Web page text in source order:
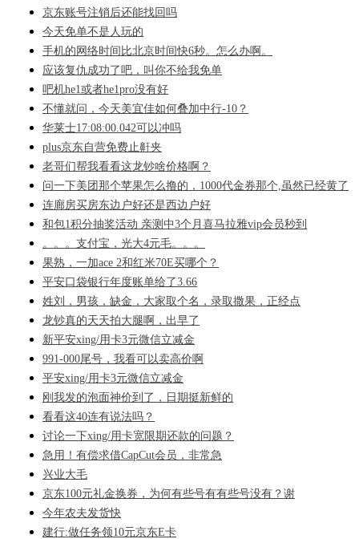
京东账号注销后还能找回吗
今天免单不是人玩的
手机的网络时间比北京时间快6秒。怎么办啊。
应该复仇成功了吧，叫你不给我免单
吧机he1或者he1pro没有好
不懂就问，今天美宜佳如何叠加中行-10？
华莱士17:08:00.042可以冲吗
plus京东自营免费止鼾夹
老哥们帮我看看这龙钞啥价格啊？
问一下美团那个苹果怎么撸的，1000代金券那个,虽然已经黄了
连廊房买房东边户好还是西边户好
和包1积分抽奖活动 亲测中3个月喜马拉雅vip会员秒到
。。。支付宝，光大4元毛。。。
果熟，一加ace 2和红米70E买哪个？
平安口袋银行年度账单给了3.66
姓刘，男孩，缺金，大家取个名，录取撒果，正经点
龙钞真的天天拍大腿啊，出早了
新平安xing/用卡3元微信立减金
991-000尾号，我看可以卖高价啊
平安xing/用卡3元微信立减金
刚我发的泡面神价到了，日期挺新鲜的
看看这40连有说法吗？
讨论一下xing/用卡宽限期还款的问题？
急用！有偿求借CapCut会员，非常急
兴业大毛
京东100元礼金换券，为何有些号有有些号没有？谢
今年农夫发货快
建行:做任务领10元京东E卡